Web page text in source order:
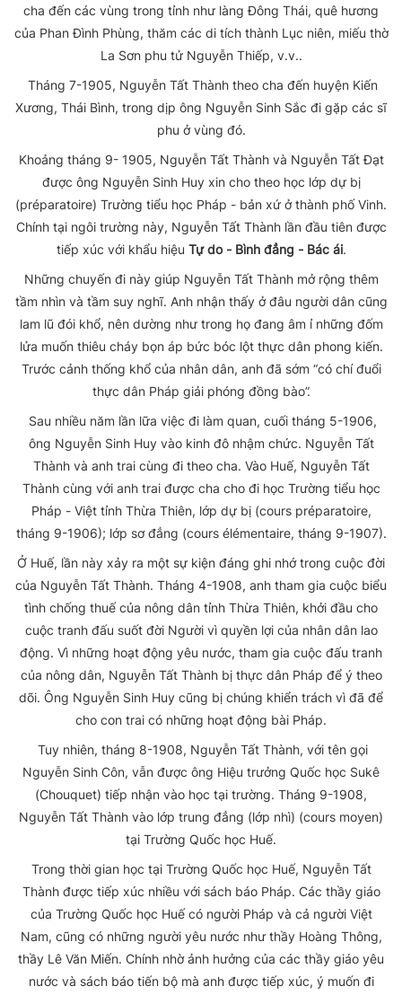
cha đến các vùng trong tỉnh như làng Đông Thái, quê hương
của Phan Đình Phùng, thăm các di tích thành Lục niên, miếu thờ
La Sơn phu tử Nguyễn Thiếp, v.v..
Tháng 7-1905, Nguyễn Tất Thành theo cha đến huyện Kiến
Xương, Thái Bình, trong dịp ông Nguyễn Sinh Sắc đi gặp các sĩ
phu ở vùng đó.
Khoảng tháng 9- 1905, Nguyễn Tất Thành và Nguyễn Tất Đạt
được ông Nguyễn Sinh Huy xin cho theo học lớp dự bị
(préparatoire) Trường tiểu học Pháp - bản xứ ở thành phố Vinh.
Chính tại ngôi trường này, Nguyễn Tất Thành lần đầu tiên được
tiếp xúc với khẩu hiệu Tự do - Bình đẳng - Bác ái.
Những chuyến đi này giúp Nguyễn Tất Thành mở rộng thêm
tầm nhìn và tầm suy nghĩ. Anh nhận thấy ở đâu người dân cũng
lam lũ đói khổ, nên dường như trong họ đang âm ỉ những đốm
lửa muốn thiêu cháy bọn áp bức bóc lột thực dân phong kiến.
Trước cảnh thống khổ của nhân dân, anh đã sớm “có chí đuổi
thực dân Pháp giải phóng đồng bào”.
Sau nhiều năm lần lữa việc đi làm quan, cuối tháng 5-1906,
ông Nguyễn Sinh Huy vào kinh đô nhậm chức. Nguyễn Tất
Thành và anh trai cùng đi theo cha. Vào Huế, Nguyễn Tất
Thành cùng với anh trai được cha cho đi học Trường tiểu học
Pháp - Việt tỉnh Thừa Thiên, lớp dự bị (cours préparatoire,
tháng 9-1906); lớp sơ đẳng (cours élémentaire, tháng 9-1907).
Ở Huế, lần này xảy ra một sự kiện đáng ghi nhớ trong cuộc đời
của Nguyễn Tất Thành. Tháng 4-1908, anh tham gia cuộc biểu
tình chống thuế của nông dân tỉnh Thừa Thiên, khởi đầu cho
cuộc tranh đấu suốt đời Người vì quyền lợi của nhân dân lao
động. Vì những hoạt động yêu nước, tham gia cuộc đấu tranh
của nông dân, Nguyễn Tất Thành bị thực dân Pháp để ý theo
dõi. Ông Nguyễn Sinh Huy cũng bị chúng khiển trách vì đã để
cho con trai có những hoạt động bài Pháp.
Tuy nhiên, tháng 8-1908, Nguyễn Tất Thành, với tên gọi
Nguyễn Sinh Côn, vẫn được ông Hiệu trưởng Quốc học Sukê
(Chouquet) tiếp nhận vào học tại trường. Tháng 9-1908,
Nguyễn Tất Thành vào lớp trung đẳng (lớp nhì) (cours moyen)
tại Trường Quốc học Huế.
Trong thời gian học tại Trường Quốc học Huế, Nguyễn Tất
Thành được tiếp xúc nhiều với sách báo Pháp. Các thầy giáo
của Trường Quốc học Huế có người Pháp và cả người Việt
Nam, cũng có những người yêu nước như thầy Hoàng Thông,
thầy Lê Văn Miến. Chính nhờ ảnh hưởng của các thầy giáo yêu
nước và sách báo tiến bộ mà anh được tiếp xúc, ý muốn đi